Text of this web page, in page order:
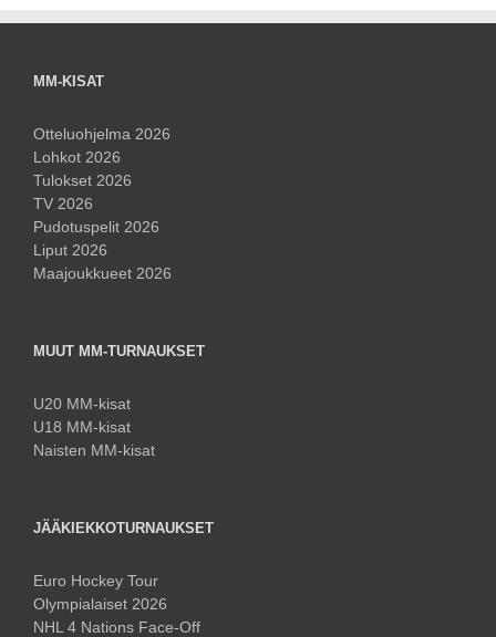
MM-KISAT
Otteluohjelma 2026
Lohkot 2026
Tulokset 2026
TV 2026
Pudotuspelit 2026
Liput 2026
Maajoukkueet 2026
MUUT MM-TURNAUKSET
U20 MM-kisat
U18 MM-kisat
Naisten MM-kisat
JÄÄKIEKKOTURNAUKSET
Euro Hockey Tour
Olympialaiset 2026
NHL 4 Nations Face-Off